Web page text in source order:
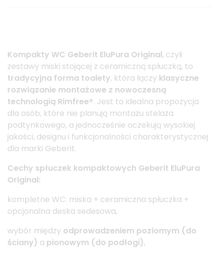
Kompakty WC Geberit EluPura Original, czyli
zestawy miski stojącej z ceramiczną spłuczką, to
tradycyjna forma toalety, która łączy klasyczne
rozwiązanie montażowe z nowoczesną
technologią Rimfree®. Jest to idealna propozycja
dla osób, które nie planują montażu stelaża
podtynkowego, a jednocześnie oczekują wysokiej
jakości, designu i funkcjonalności charakterystycznej
dla marki Geberit.
Cechy spłuczek kompaktowych Geberit EluPura
Original:
kompletne WC: miska + ceramiczna spłuczka +
opcjonalna deska sedesowa,
wybór między odprowadzeniem poziomym (do
ściany) a pionowym (do podłogi),